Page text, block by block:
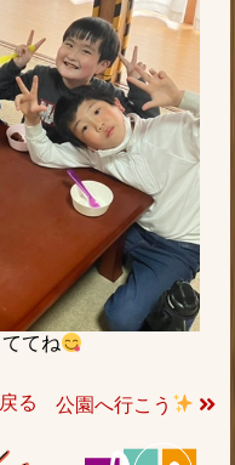
てね
る 公園へ行こう